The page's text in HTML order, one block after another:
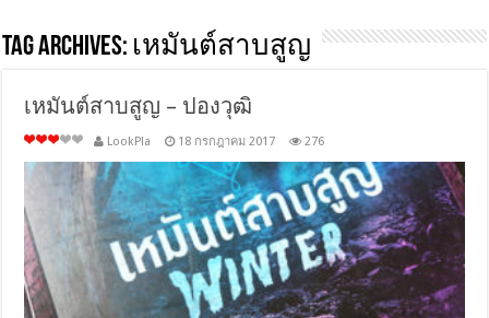
Tag Archives: เหมันต์สาบสูญ
เหมันต์สาบสูญ – ปองวุฒิ
LookPla 18 กรกฎาคม 2017 276